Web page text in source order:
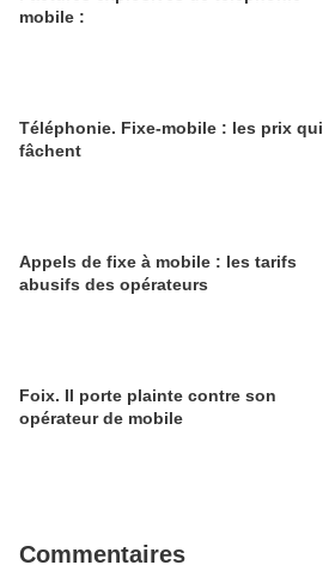
mobile :
Téléphonie. Fixe-mobile : les prix qui
fâchent
Appels de fixe à mobile : les tarifs
abusifs des opérateurs
Foix. Il porte plainte contre son
opérateur de mobile
Commentaires